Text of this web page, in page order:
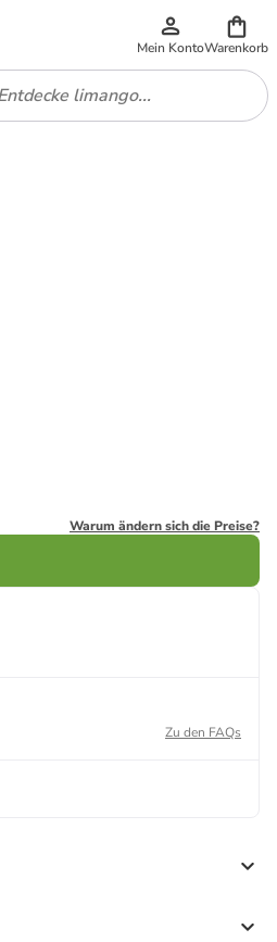
Mein KontoWarenkorb
Warum ändern sich die Preise?
Zu den FAQs